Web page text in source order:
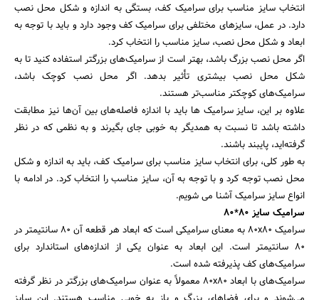
انتخاب سایز مناسب برای سرامیک کف، بستگی به اندازه و شکل محل نصب
دارد. در عمل، سایزهای مختلفی برای سرامیک کف وجود دارد و باید با توجه به
ابعاد و شکل محل نصب، سایز مناسب را انتخاب کرد.
اگر محل نصب بزرگ باشد، بهتر است از سرامیک‌های بزرگتر استفاده کنید تا به
شکل محل نصب بیشتری تأثیر بدهد. اگر محل نصب کوچک باشد،
سرامیک‌های کوچکتر مناسب‌تر هستند.
علاوه بر این، سایز سرامیک ها باید با اندازه فاصله‌های بین آن‌ها نیز مطابقت
داشته باشد تا نسبت به همدیگر به خوبی جای بگیرند و به نظمی که در نظر
گرفته‌اید، پایبند باشند.
به طور کلی، برای انتخاب سایز مناسب برای سرامیک کف، باید به اندازه و شکل
محل نصب توجه کرد و با توجه به آن، سایز مناسب را انتخاب کرد. در ادامه با
انواع سایز سرامیک آشنا می شویم.
سرامیک سایز 80*80
سرامیک 80x80 به معنای سرامیکی است که ابعاد هر قطعه آن 80 سانتیمتر در
80 سانتیمتر است. این ابعاد به عنوان یکی از اندازه‌های استاندارد برای
سرامیک‌های کف پذیرفته شده است.
سرامیک‌های با ابعاد 80x80 معمولاً به عنوان سرامیک‌های بزرگتر در نظر گرفته